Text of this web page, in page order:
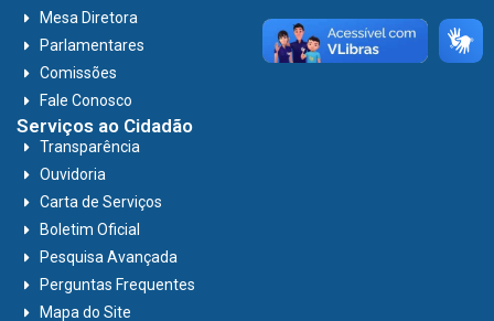
Mesa Diretora
Parlamentares
Comissões
Fale Conosco
Serviços ao Cidadão
Transparência
Ouvidoria
Carta de Serviços
Boletim Oficial
Pesquisa Avançada
Perguntas Frequentes
Mapa do Site